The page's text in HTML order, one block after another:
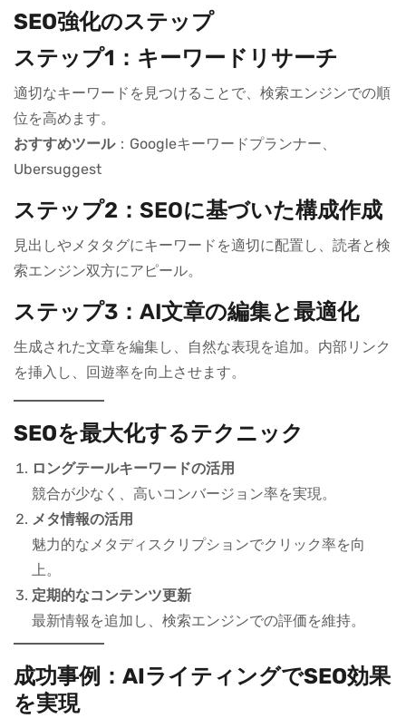
SEO強化のステップ
ステップ1：キーワードリサーチ
適切なキーワードを見つけることで、検索エンジンでの順
位を高めます。
おすすめツール：Googleキーワードプランナー、
Ubersuggest
ステップ2：SEOに基づいた構成作成
見出しやメタタグにキーワードを適切に配置し、読者と検
索エンジン双方にアピール。
ステップ3：AI文章の編集と最適化
生成された文章を編集し、自然な表現を追加。内部リンク
を挿入し、回遊率を向上させます。
SEOを最大化するテクニック
ロングテールキーワードの活用
競合が少なく、高いコンバージョン率を実現。
メタ情報の活用
魅力的なメタディスクリプションでクリック率を向
上。
定期的なコンテンツ更新
最新情報を追加し、検索エンジンでの評価を維持。
成功事例：AIライティングでSEO効果
を実現